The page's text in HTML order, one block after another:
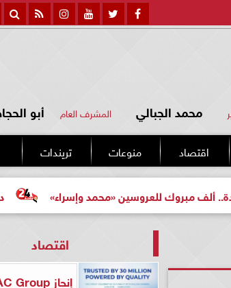
محمد الجبالي المشرف العام أبو
اقتصاد منوعات تريندات
دليل المشتري للعروسين «محمد وإسراء»
اقتصاد